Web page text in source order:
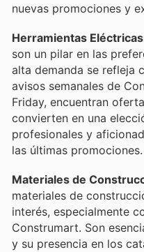
nuevas promociones y
Herramientas Eléctricas
son un pilar en las
alta demanda se refleja
avisos semanales de
Friday, encuentran
convierten en una
profesionales y
las últimas promociones.
Materiales de
materiales de
interés, especialmente
Construmart. Son
y su presencia en los